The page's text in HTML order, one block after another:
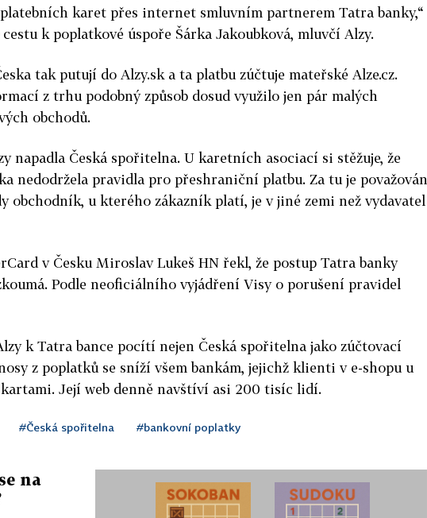
karet přes internet smluvním partnerem Tatra banky,“
k poplatkové úspoře Šárka Jakoubková, mluvčí Alzy.
tak putují do Alzy.sk a ta platbu zúčtuje mateřské Alze.cz.
z trhu podobný způsob dosud využilo jen pár malých
obchodů.
napadla Česká spořitelna. U karetních asociací si stěžuje, že
nedodržela pravidla pro přeshraniční platbu. Za tu je považován
obchodník, u kterého zákazník platí, je v jiné zemi než vydavatel
v Česku Miroslav Lukeš HN řekl, že postup Tatra banky
Podle neoficiálního vyjádření Visy o porušení pravidel
k Tatra bance pocítí nejen Česká spořitelna jako zúčtovací
z poplatků se sníží všem bankám, jejichž klienti v e-shopu u
Její web denně navštíví asi 200 tisíc lidí.
#Česká spořitelna #bankovní poplatky
na